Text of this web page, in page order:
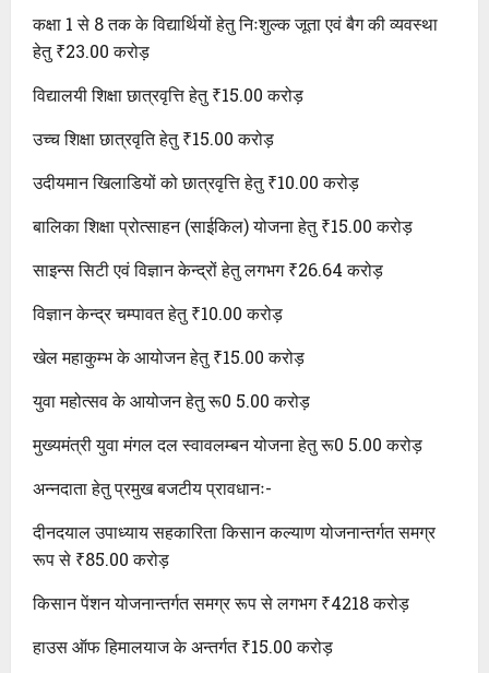
कक्षा 1 से 8 तक के विद्यार्थियों हेतु निःशुल्क जूता एवं बैग की व्यवस्था
हेतु ₹23.00 करोड़
विद्यालयी शिक्षा छात्रवृत्ति हेतु ₹15.00 करोड़
उच्च शिक्षा छात्रवृति हेतु ₹15.00 करोड़
उदीयमान खिलाडियों को छात्रवृत्ति हेतु ₹10.00 करोड़
बालिका शिक्षा प्रोत्साहन (साईकिल) योजना हेतु ₹15.00 करोड़
साइन्स सिटी एवं विज्ञान केन्द्रों हेतु लगभग ₹26.64 करोड़
विज्ञान केन्द्र चम्पावत हेतु ₹10.00 करोड़
खेल महाकुम्भ के आयोजन हेतु ₹15.00 करोड़
युवा महोत्सव के आयोजन हेतु रू0 5.00 करोड़
मुख्यमंत्री युवा मंगल दल स्वावलम्बन योजना हेतु रू0 5.00 करोड़
अन्नदाता हेतु प्रमुख बजटीय प्रावधानः-
दीनदयाल उपाध्याय सहकारिता किसान कल्याण योजनान्तर्गत समग्र
रूप से ₹85.00 करोड़
किसान पेंशन योजनान्तर्गत समग्र रूप से लगभग ₹4218 करोड़
हाउस ऑफ हिमालयाज के अन्तर्गत ₹15.00 करोड़